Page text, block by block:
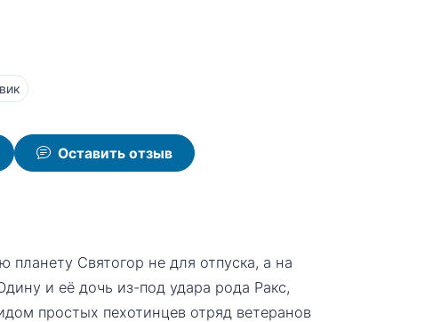
Оставить отзыв
Святогор не для отпуска, а на
и её дочь из-под удара рода Ракс,
простых пехотинцев отряд ветеранов